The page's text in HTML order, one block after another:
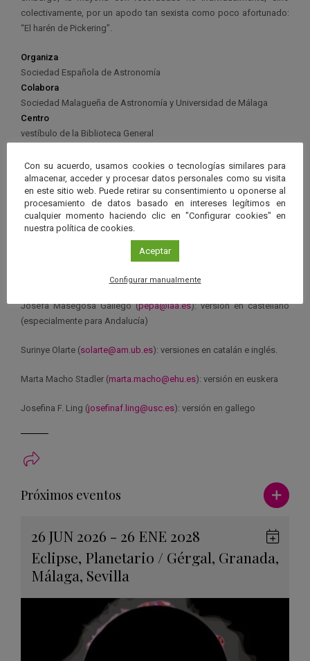
colectivamente, por un apodo tan sexista como poco afortunado:
“El harén de Pickering”.
Organiza
Sociedad Española de Astronomía
Colabora
Sociedad Malagueña de Astronomía y Universidad de Málaga
Centro
vestíbulo de la Biblioteca General
Universidad de Málaga
Más información
Web Sociedad Española de Astronomía
Para más información:mujer-y-astronomia@sea-astronomia.es
Para solicitar la exposición en pequeño formato, se puede
contactar directamente con:
Josefa Masegosa Gallego (pepa@iaa.es): versión en castellano
(especialmente para Andalucía)
Surinye Olarte (solarte@am.ub.es): versiones en catalán e inglés.
Marta Macho Stadler (marta.macho@ehu.es): versión en euskera
Josefina F. Ling (josefinaf.ling@usc.es): versión en gallego
Próximos eventos Ver más
26 JUN 2026 - 26 ENE 2028
Eclipse, Planetario / Gérgal, Granada,
Málaga, Sevilla
en
Con su acuerdo, usamos cookies o tecnologías similares para
almacenar, acceder y procesar datos personales como su visita
en este sitio web. Puede retirar su consentimiento u oponerse al
procesamiento de datos basado en intereses legítimos en
cualquier momento haciendo clic en "Configurar cookies" en
nuestra política de cookies.
Aceptar
Configurar manualmente